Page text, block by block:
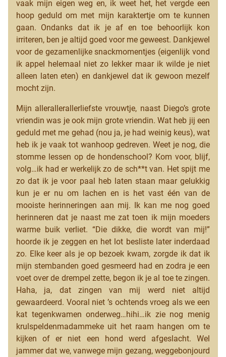
vaak mijn eigen weg en, ik weet het, het vergde een
hoop geduld om met mijn karaktertje om te kunnen
gaan. Ondanks dat ik je af en toe behoorlijk kon
irriteren, ben je altijd goed voor me geweest. Dankjewel
voor de gezamenlijke snackmomentjes (eigenlijk vond
ik appel helemaal niet zo lekker maar ik wilde je niet
alleen laten eten) en dankjewel dat ik gewoon mezelf
mocht zijn.
Mijn allerallerallerliefste vrouwtje, naast Diego’s grote
vriendin was je ook mijn grote vriendin. Wat heb jij een
geduld met me gehad (nou ja, je had weinig keus), wat
heb ik je vaak tot wanhoop gedreven. Weet je nog, die
stomme lessen op de hondenschool? Kom voor, blijf,
volg…ik had er werkelijk zo de sch**t van. Het spijt me
zo dat ik je voor paal heb laten staan maar gelukkig
kun je er nu om lachen en is het vast één van de
mooiste herinneringen aan mij. Ik kan me nog goed
herinneren dat je naast me zat toen ik mijn moeders
warme buik verliet. “Die dikke, die wordt van mij!”
hoorde ik je zeggen en het lot besliste later inderdaad
zo. Elke keer als je op bezoek kwam, zorgde ik dat ik
mijn stembanden goed gesmeerd had en zodra je een
voet over de drempel zette, begon ik je al toe te zingen.
Haha, ja, dat zingen van mij werd niet altijd
gewaardeerd. Vooral niet ’s ochtends vroeg als we een
kat tegenkwamen onderweg…hihi…ik zie nog menig
krulspeldenmadammeke uit het raam hangen om te
kijken of er niet een hond werd afgeslacht. Wel
jammer dat we, vanwege mijn gezang, weggebonjourd